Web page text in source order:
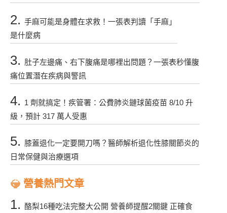
2. 手麻可能是身體在求救！一張表判讀「手麻」
是什麼病
3. 肚子左邊痛、右下腹痛是哪裡出問題？一張表秒懂腹
痛位置潛在疾病與警訊
4. 1 劑就搞定！疾管署：公費肺炎鏈球菌疫苗 8/10 升
級，預計 317 萬人受惠
5. 膝蓋退化一定要開刀嗎？醫師解析退化性膝關節炎的
日常保健與治療選項
營養熱門文章
1. 酪梨16種吃法完整大公開 營養師提醒2關鍵 正確食